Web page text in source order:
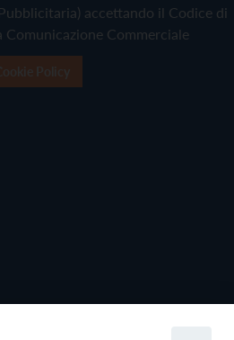
accettando il Codice di
Commerciale